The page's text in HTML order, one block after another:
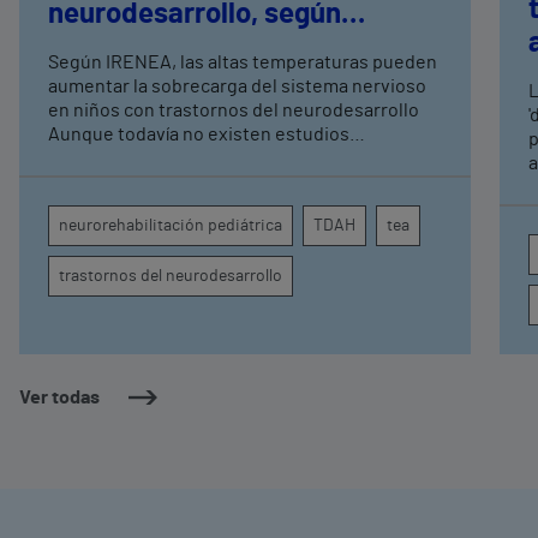
Ver todas
neurodesarrollo, según
neurorrehabilitación
pediátrica de Vithas
Según IRENEA, las altas temperaturas pueden
aumentar la sobrecarga del sistema nervioso
en niños con trastornos del neurodesarrollo
Aunque todavía no existen estudios
atención, la regulación emocional y la
conducta
neurorehabilitación pediátrica TDAH tea
trastornos del neurodesarrollo